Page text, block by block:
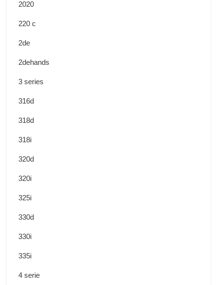
2020
220 c
2de
2dehands
3 series
316d
318d
318i
320d
320i
325i
330d
330i
335i
4 serie